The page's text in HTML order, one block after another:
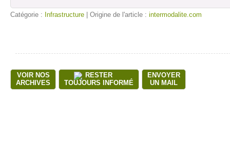
Catégorie : Infrastructure | Origine de l'article : intermodalite.com
VOIR NOS
ARCHIVES
RESTER
TOUJOURS INFORMÉ
ENVOYER
UN MAIL